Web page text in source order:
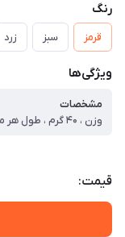
رنگ
قرمز سبز زرد
ویژگی‌ها
مشخصات
وزن ، ۴۰ گرم ، طول هر محافظ: ۱۵۰ سانتی متر جنس: پلاستیک
قیمت: